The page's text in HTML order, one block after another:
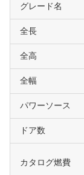
グレード名
全長
全高
全幅
パワーソース
ドア数
カタログ燃費